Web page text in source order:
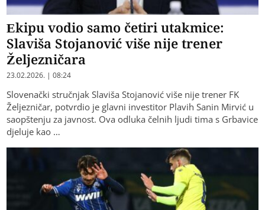
Ekipu vodio samo četiri utakmice:
Slaviša Stojanović više nije trener
Željezničara
23.02.2026. | 08:24
Slovenački stručnjak Slaviša Stojanović više nije trener FK
Željezničar, potvrdio je glavni investitor Plavih Sanin Mirvić u
saopštenju za javnost. Ova odluka čelnih ljudi tima s Grbavice
djeluje kao …